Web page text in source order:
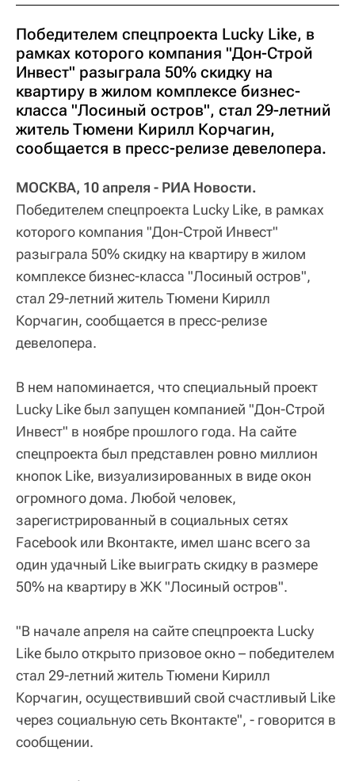
Победителем спецпроекта Lucky Like, в
рамках которого компания "Дон-Строй
Инвест" разыграла 50% скидку на
квартиру в жилом комплексе бизнес-
класса "Лосиный остров", стал 29-летний
житель Тюмени Кирилл Корчагин,
сообщается в пресс-релизе девелопера.
МОСКВА, 10 апреля - РИА Новости.
Победителем спецпроекта Lucky Like, в рамках
которого компания "Дон-Строй Инвест"
разыграла 50% скидку на квартиру в жилом
комплексе бизнес-класса "Лосиный остров",
стал 29-летний житель Тюмени Кирилл
Корчагин, сообщается в пресс-релизе
девелопера.
В нем напоминается, что специальный проект
Lucky Like был запущен компанией "Дон-Строй
Инвест" в ноябре прошлого года. На сайте
спецпроекта был представлен ровно миллион
кнопок Like, визуализированных в виде окон
огромного дома. Любой человек,
зарегистрированный в социальных сетях
Facebook или Вконтакте, имел шанс всего за
один удачный Like выиграть скидку в размере
50% на квартиру в ЖК "Лосиный остров".
"В начале апреля на сайте спецпроекта Lucky
Like было открыто призовое окно – победителем
стал 29-летний житель Тюмени Кирилл
Корчагин, осуществивший свой счастливый Like
через социальную сеть Вконтакте", - говорится в
сообщении.